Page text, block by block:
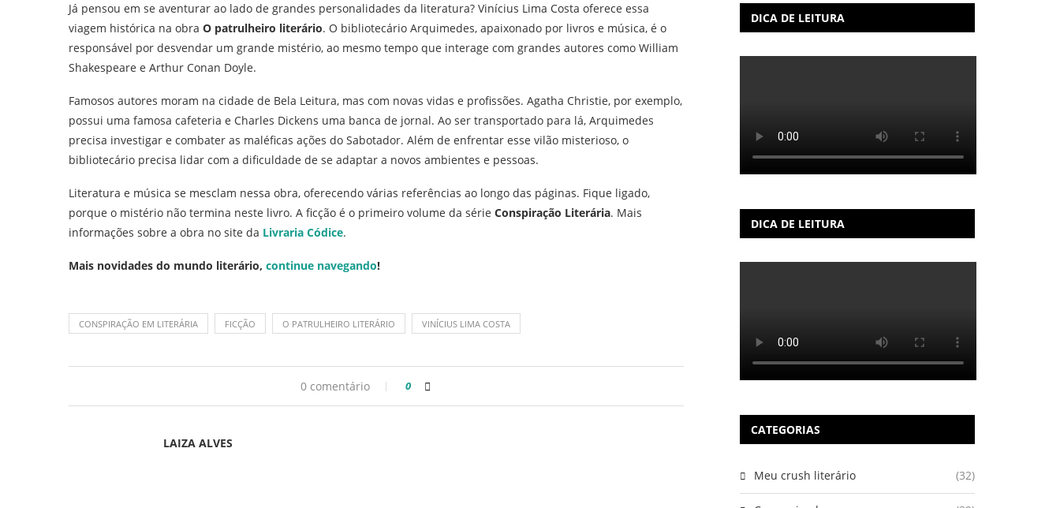
Já pensou em se aventurar ao lado de grandes personalidades da literatura? Vinícius Lima Costa oferece essa
viagem histórica na obra O patrulheiro literário. O bibliotecário Arquimedes, apaixonado por livros e música, é o
responsável por desvendar um grande mistério, ao mesmo tempo que interage com grandes autores como William
Shakespeare e Arthur Conan Doyle.
Famosos autores moram na cidade de Bela Leitura, mas com novas vidas e profissões. Agatha Christie, por exemplo,
possui uma famosa cafeteria e Charles Dickens uma banca de jornal. Ao ser transportado para lá, Arquimedes
precisa investigar e combater as maléficas ações do Sabotador. Além de enfrentar esse vilão misterioso, o
bibliotecário precisa lidar com a dificuldade de se adaptar a novos ambientes e pessoas.
Literatura e música se mesclam nessa obra, oferecendo várias referências ao longo das páginas. Fique ligado,
porque o mistério não termina neste livro. A ficção é o primeiro volume da série Conspiração Literária. Mais
informações sobre a obra no site da Livraria Códice.
Mais novidades do mundo literário, continue navegando!
CONSPIRAÇÃO EM LITERÁRIA FICÇÃO O PATRULHEIRO LITERÁRIO VINÍCIUS LIMA COSTA
0 comentário 0
LAIZA ALVES
DICA DE LEITURA
DICA DE LEITURA
CATEGORIAS
Meu crush literário (32)